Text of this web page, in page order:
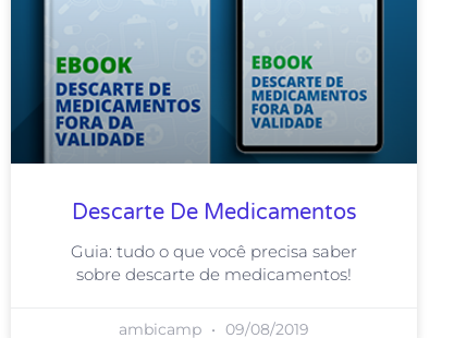
Descarte De Medicamentos
Guia: tudo o que você precisa saber
sobre descarte de medicamentos!
ambicamp 09/08/2019